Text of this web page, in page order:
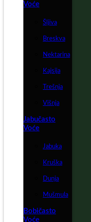
Voće
Šljiva
Breskva
Nektarina
Kajsija
Trešnja
Višnja
Jabučasto
Voće
Jabuka
Kruška
Dunja
Mušmula
Bobičasto
Voće